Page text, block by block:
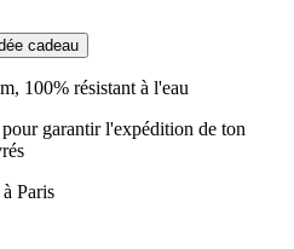
cadeau
100% résistant à l'eau
garantir l'expédition de ton
Paris